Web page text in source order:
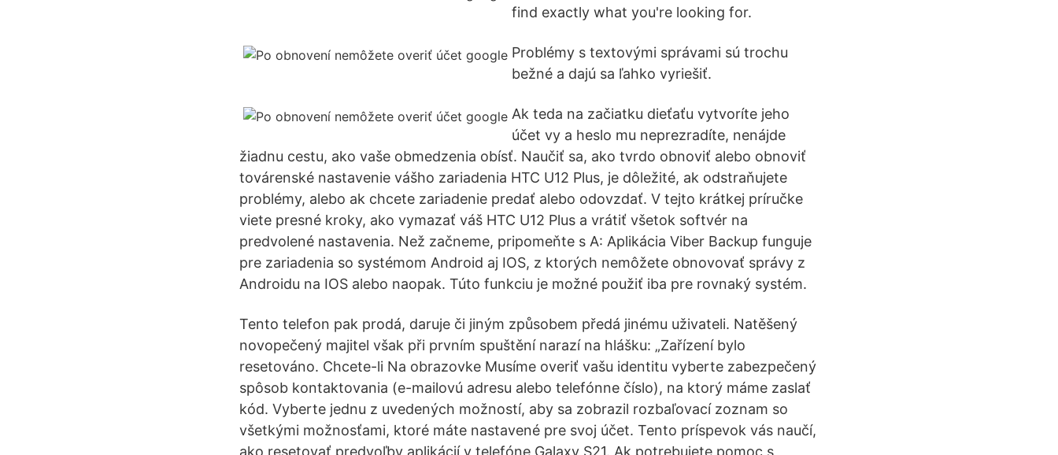
find exactly what you're looking for.
Problémy s textovými správami sú trochu
bežné a dajú sa ľahko vyriešiť.
Ak teda na začiatku dieťaťu vytvoríte jeho
účet vy a heslo mu neprezradíte, nenájde
žiadnu cestu, ako vaše obmedzenia obísť. Naučiť sa, ako tvrdo obnoviť alebo obnoviť
továrenské nastavenie vášho zariadenia HTC U12 Plus, je dôležité, ak odstraňujete
problémy, alebo ak chcete zariadenie predať alebo odovzdať. V tejto krátkej príručke
viete presné kroky, ako vymazať váš HTC U12 Plus a vrátiť všetok softvér na
predvolené nastavenia. Než začneme, pripomeňte s A: Aplikácia Viber Backup funguje
pre zariadenia so systémom Android aj IOS, z ktorých nemôžete obnovovať správy z
Androidu na IOS alebo naopak. Túto funkciu je možné použiť iba pre rovnaký systém.
Tento telefon pak prodá, daruje či jiným způsobem předá jinému uživateli. Natěšený
novopečený majitel však při prvním spuštění narazí na hlášku: „Zařízení bylo
resetováno. Chcete-li Na obrazovke Musíme overiť vašu identitu vyberte zabezpečený
spôsob kontaktovania (e-mailovú adresu alebo telefónne číslo), na ktorý máme zaslať
kód. Vyberte jednu z uvedených možností, aby sa zobrazil rozbaľovací zoznam so
všetkými možnosťami, ktoré máte nastavené pre svoj účet. Tento príspevok vás naučí,
ako resetovať predvoľby aplikácií v telefóne Galaxy S21. Ak potrebujete pomoc s